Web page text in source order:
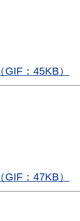
（GIF：45KB）
（GIF：47KB）